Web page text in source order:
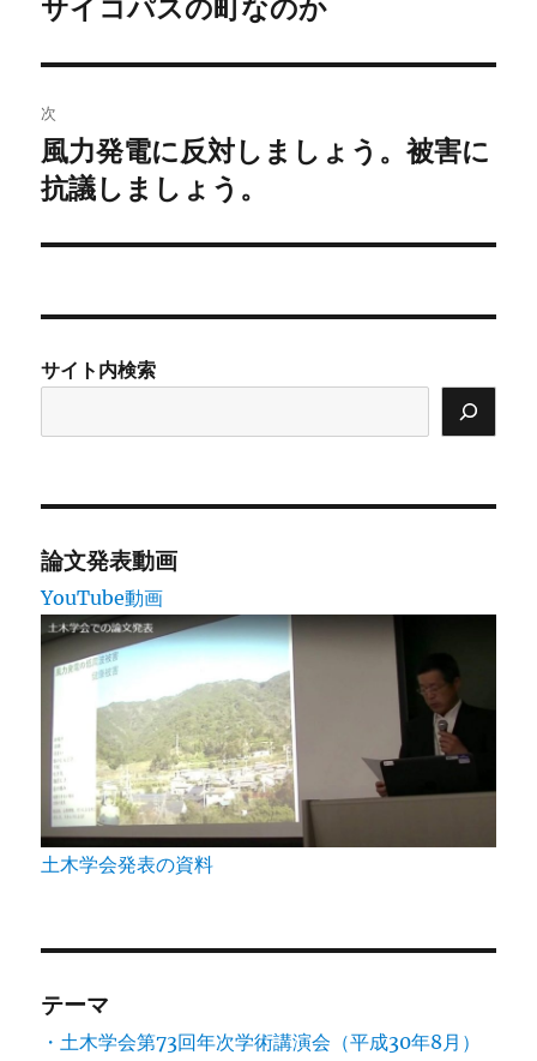
ビ
ゲ
ー
シ
前
投
稿:
サイコパスの町なのか
次
次
の
稿:
風力発電に反対しましょう。被害に
抗議しましょう。
サイト内検索
論文発表動画
YouTube動画
土木学会発表の資料
テーマ
・土木学会第73回年次学術講演会（平成30年8月）